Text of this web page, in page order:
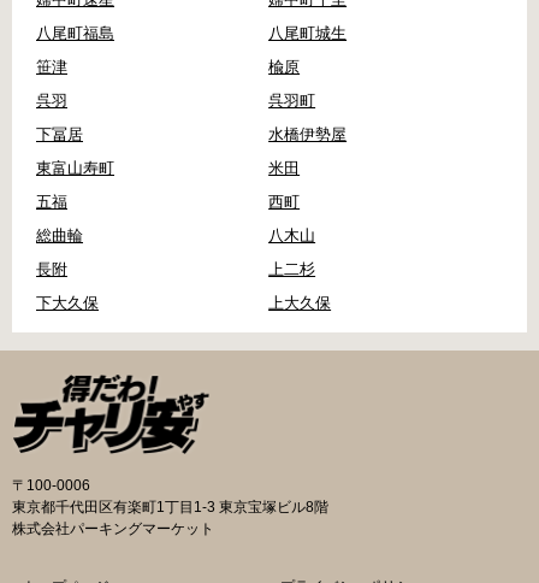
八尾町福島
八尾町城生
笹津
楡原
呉羽
呉羽町
下冨居
水橋伊勢屋
東富山寿町
米田
五福
西町
総曲輪
八木山
長附
上二杉
下大久保
上大久保
〒100-0006
東京都千代田区有楽町1丁目1-3 東京宝塚ビル8階
株式会社パーキングマーケット